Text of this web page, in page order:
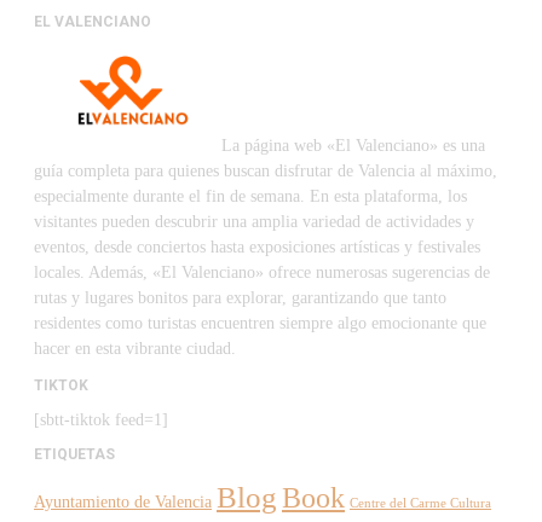
EL VALENCIANO
La página web «El Valenciano» es una
guía completa para quienes buscan disfrutar de Valencia al máximo,
especialmente durante el fin de semana. En esta plataforma, los
visitantes pueden descubrir una amplia variedad de actividades y
eventos, desde conciertos hasta exposiciones artísticas y festivales
locales. Además, «El Valenciano» ofrece numerosas sugerencias de
rutas y lugares bonitos para explorar, garantizando que tanto
residentes como turistas encuentren siempre algo emocionante que
hacer en esta vibrante ciudad.
TIKTOK
[sbtt-tiktok feed=1]
ETIQUETAS
Ayuntamiento de Valencia BlogBook Centre del Carme Cultura